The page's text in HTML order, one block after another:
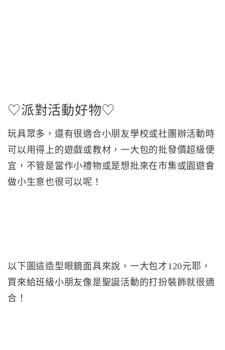
♡派對活動好物♡
玩具眾多，還有很適合小朋友學校或社團辦活動時
可以用得上的遊戲或教材，一大包的批發價超級便
宜，不管是當作小禮物或是想批來在市集或園遊會
做小生意也很可以呢！
以下圖這造型眼鏡面具來說，一大包才120元耶，
買來給班級小朋友像是聖誕活動的打扮裝飾就很適
合！